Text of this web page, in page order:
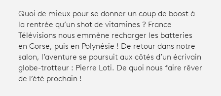
À la une
Participer et assister à une émission
À votre écoute
Productions et innovation
Quoi de mieux pour se donner un coup de boost à
la rentrée qu’un shot de vitamines ? France
Télévisions nous emmène recharger les batteries
en Corse, puis en Polynésie ! De retour dans notre
salon, l’aventure se poursuit aux côtés d’un écrivain
globe-trotteur : Pierre Loti. De quoi nous faire rêver
de l’été prochain !